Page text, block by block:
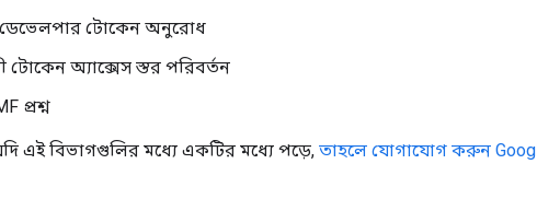
ডেভেলপার টোকেন অনুরোধ
টোকেন অ্যাক্সেস স্তর পরিবর্তন
প্রশ্ন
এই বিভাগগুলির মধ্যে একটির মধ্যে পড়ে, তাহলে যোগাযোগ করুন